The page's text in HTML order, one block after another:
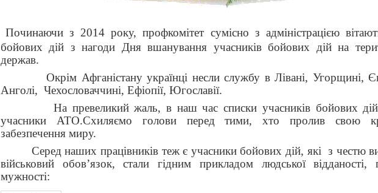
Починаючи з 2014 року, профкомітет сумісно з адміністрацією
бойових дій з нагоди Дня вшанування учасників бойових дій на
держав.
Окрім Афганістану українці несли службу в Лівані, Угорщині,
Анголі, Чехословаччині, Ефіопії, Югославії.
На превеликий жаль, в наш час списки учасників бойових дій
учасники АТО.Схиляємо голови перед тими, хто пролив свою
забезпечення миру.
Серед наших працівників теж є учасники бойових дій, які з честю
військовий обов’язок, стали гідним прикладом людської відданості,
мужності: